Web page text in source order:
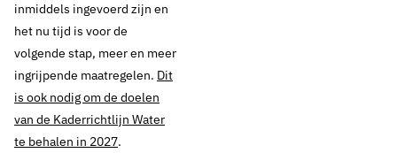
inmiddels ingevoerd zijn en
het nu tijd is voor de
volgende stap, meer en meer
ingrijpende maatregelen. Dit
is ook nodig om de doelen
van de Kaderrichtlijn Water
te behalen in 2027.